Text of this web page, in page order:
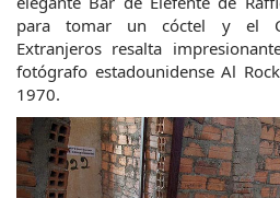
para tomar un cóctel y el
Extranjeros resalta
fotógrafo estadounidense Al
1970.